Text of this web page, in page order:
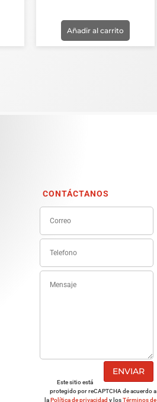
Añadir al carrito
CONTÁCTANOS
ENVIAR
Este sitio está
protegido por reCAPTCHA de acuerdo a
laPolítica de privacidad y losTérminos de